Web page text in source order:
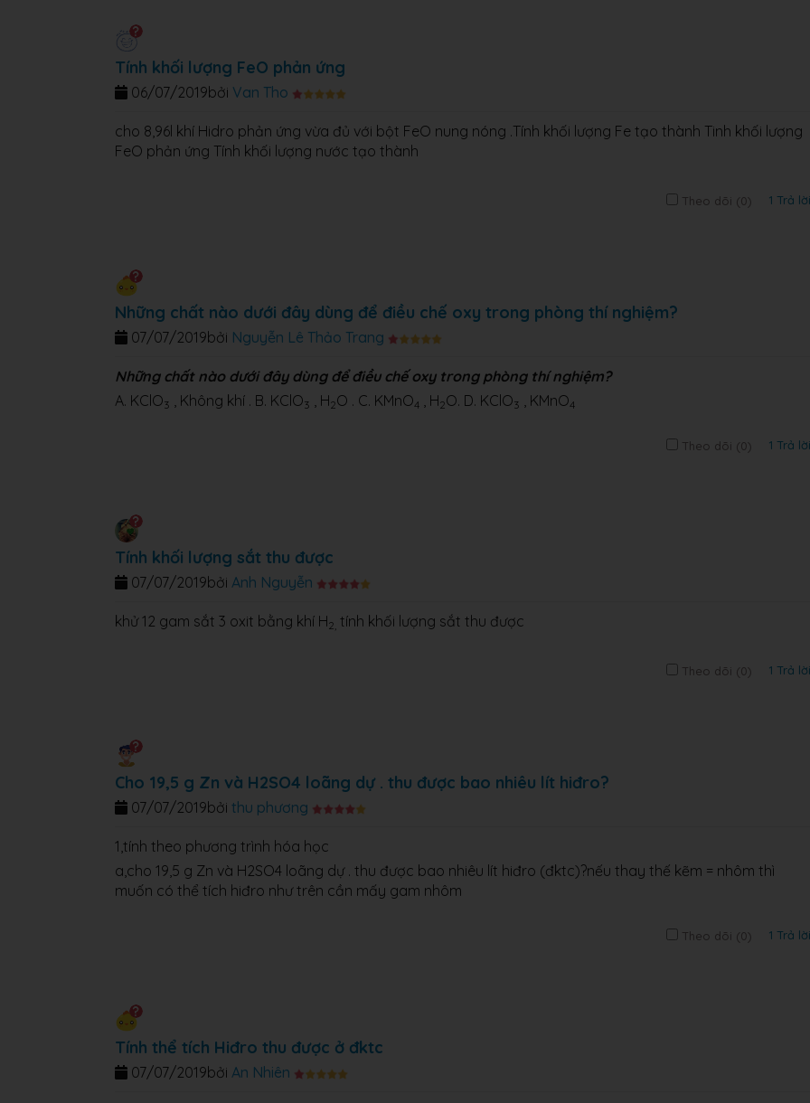
Tính khối lượng FeO phản ứng
bởi Van Tho
06/07/2019
cho 8,96l khí Hidro phản ứng vừa đủ với bột FeO nung nóng .Tính khối lượng Fe tạo thành Tinh khối lượng
FeO phản ứng Tính khối lượng nước tạo thành
Theo dõi (0) 1 Trả lời
Những chất nào dưới đây dùng để điều chế oxy trong phòng thí nghiệm?
bởi Nguyễn Lê Thảo Trang
07/07/2019
Những chất nào dưới đây dùng để điều chế oxy trong phòng thí nghiệm?
A. KClO3 , Không khí . B. KClO3 , H2O . C. KMnO4 , H2O. D. KClO3 , KMnO4
Theo dõi (0) 1 Trả lời
Tính khối lượng sắt thu được
bởi Anh Nguyễn
07/07/2019
khử 12 gam sắt 3 oxit bằng khí H2, tính khối lượng sắt thu được
Theo dõi (0) 1 Trả lời
Cho 19,5 g Zn và H2SO4 loãng dự . thu được bao nhiêu lít hiđro?
bởi thu phương
07/07/2019
1,tính theo phương trình hóa học
a,cho 19,5 g Zn và H2SO4 loãng dự . thu được bao nhiêu lít hiđro (đktc)?nếu thay thế kẽm = nhôm thì
muốn có thể tích hiđro như trên cần mấy gam nhôm
Theo dõi (0) 1 Trả lời
Tính thể tích Hiđro thu được ở đktc
bởi An Nhiên
07/07/2019